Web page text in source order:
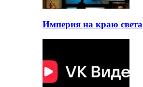
Империя на краю света